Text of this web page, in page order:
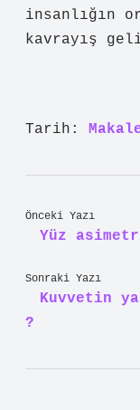
insanlığın
kavrayış
Tarih:
Önceki Yazı
Yüz
Sonraki Yazı
Kuvvetin
?